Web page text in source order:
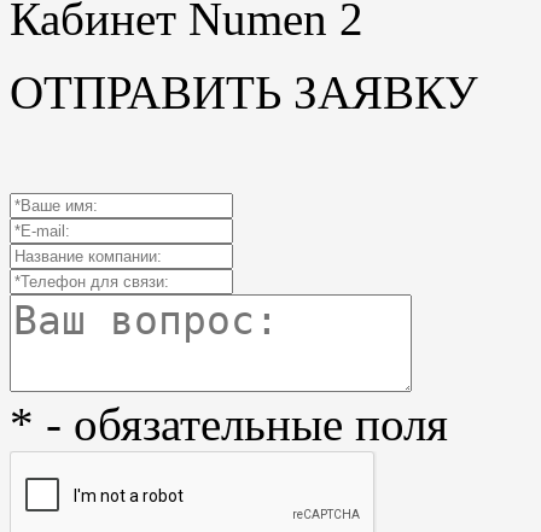
Кабинет Numen 2
ОТПРАВИТЬ ЗАЯВКУ
* - обязательные поля